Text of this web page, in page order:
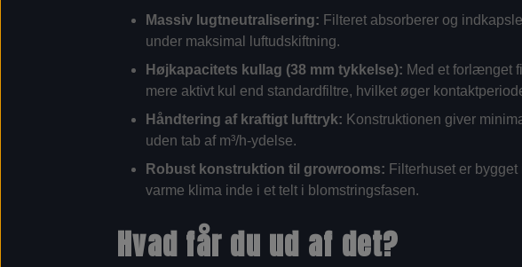
Massiv lugtneutralisering: Filteret absorberer og
under maksimal luftudskiftning.
Højkapacitets kullag (38 mm tykkelse): Med et forlænget
mere aktivt kul end standardfiltre, hvilket øger
Håndtering af kraftigt lufttryk: Konstruktionen giver
uden tab af m³/h-ydelse.
Robust konstruktion til growrooms: Filterhuset er
varme klima inde i et telt i blomstringsfasen.
Hvad får du ud af det?